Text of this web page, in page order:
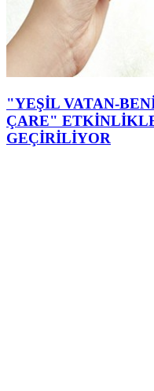
"YEŞİL VATAN-
ÇARE"
GEÇİRİLİYOR